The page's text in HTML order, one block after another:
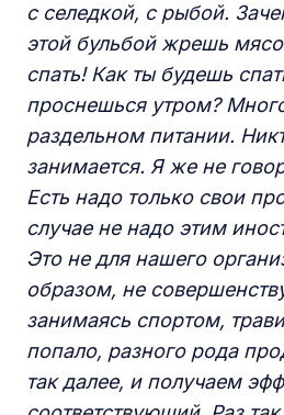
с селедкой, с рыбой.
этой бульбой жрешь
спать! Как ты будешь
проснешься утром?
раздельном питании.
занимается. Я же не
Есть надо только свои
случае не надо этим
Это не для нашего
образом, не
занимаясь спортом,
попало, разного рода
так далее, и получаем